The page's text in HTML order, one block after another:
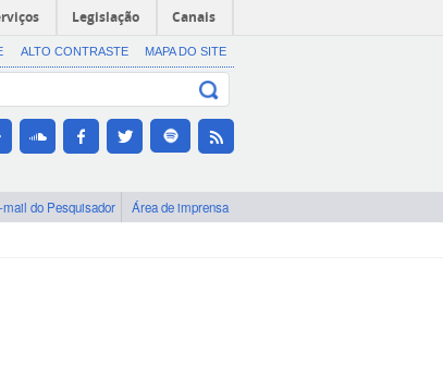
Legislação Canais
ALTO CONTRASTE MAPA DO SITE
mail do Pesquisador Área de imprensa